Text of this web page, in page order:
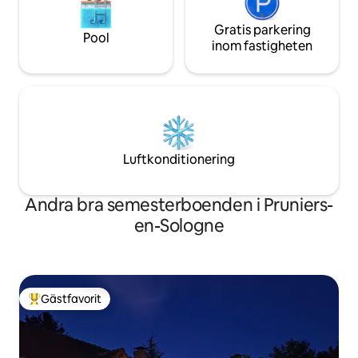
Pool
Gratis parkering
inom fastigheten
Luftkonditionering
Andra bra semesterboenden i Pruniers-
en-Sologne
Populär gästfavorit
Gästfavorit